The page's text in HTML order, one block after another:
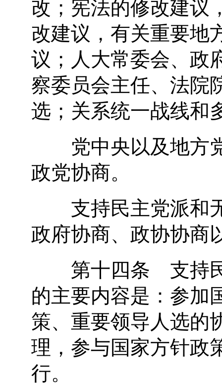
改；宪法的修改建议
改建议，有关重要地
议；人大常委会、政
察委员会主任、法院
选；关系统一战线和
党中央以及地方
政党协商。
支持民主党派和
政府协商、政协协商
第十四条 支持民
的主要内容是：参加
策、重要领导人选的
理，参与国家方针政
行。